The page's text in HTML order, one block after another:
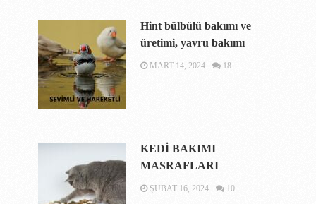
Hint bülbülü bakımı ve
üretimi, yavru bakımı
MART 14, 2024 18
KEDİ BAKIMI
MASRAFLARI
ŞUBAT 16, 2024 10